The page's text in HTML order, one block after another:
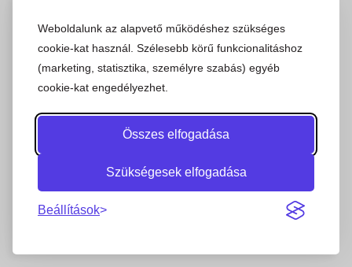
Weboldalunk az alapvető működéshez szükséges
cookie-kat használ. Szélesebb körű funkcionalitáshoz
(marketing, statisztika, személyre szabás) egyéb
cookie-kat engedélyezhet.
Összes elfogadása
Szükségesek elfogadása
Beállítások